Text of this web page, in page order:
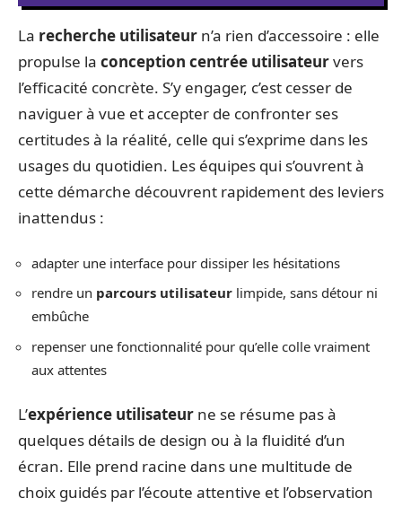
La recherche utilisateur n’a rien d’accessoire : elle
propulse la conception centrée utilisateurvers
l’efficacité concrète. S’y engager, c’est cesser de
naviguer à vue et accepter de confronter ses
certitudes à la réalité, celle qui s’exprime dans les
usages du quotidien. Les équipes qui s’ouvrent à
cette démarche découvrent rapidement des leviers
inattendus :
adapter une interface pour dissiper les hésitations
rendre un parcours utilisateur limpide, sans détour ni
embûche
repenser une fonctionnalité pour qu’elle colle vraiment
aux attentes
L’expérience utilisateur ne se résume pas à
quelques détails de design ou à la fluidité d’un
écran. Elle prend racine dans une multitude de
choix guidés par l’écoute attentive et l’observation